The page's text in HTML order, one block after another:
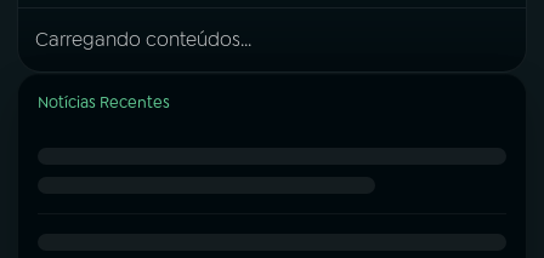
Carregando conteúdos...
Notícias Recentes